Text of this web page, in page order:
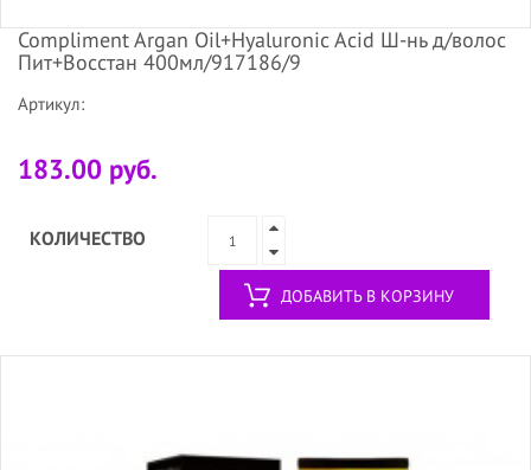
Compliment Argan Oil+Hyaluronic Acid Ш-нь д/волос
Пит+Восстан 400мл/917186/9
Артикул:
183.00 руб.
КОЛИЧЕСТВО
ДОБАВИТЬ В КОРЗИНУ